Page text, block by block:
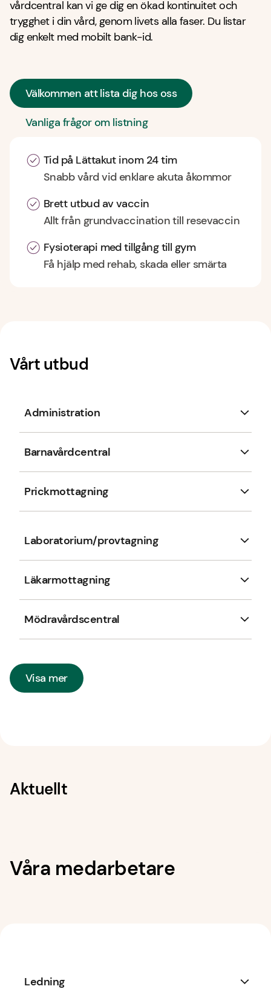
vårdcentral kan vi ge dig en ökad kontinuitet och
trygghet i din vård, genom livets alla faser. Du listar
dig enkelt med mobilt bank-id.
Välkommen att lista dig hos oss
Vanliga frågor om listning
Tid på Lättakut inom 24 tim
Snabb vård vid enklare akuta åkommor
Brett utbud av vaccin
Allt från grundvaccination till resevaccin
Fysioterapi med tillgång till gym
Få hjälp med rehab, skada eller smärta
Vårt utbud
Administration
Barnavårdcentral
Prickmottagning
Laboratorium/provtagning
Läkarmottagning
Mödravårdscentral
Visa mer
Aktuellt
Våra medarbetare
Ledning